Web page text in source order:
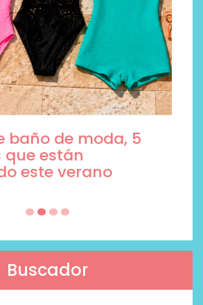
baño de moda, 5
que están
este verano
Buscador